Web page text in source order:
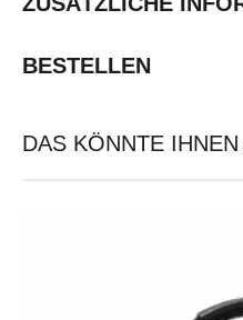
BESTELLEN
DAS KÖNNTE